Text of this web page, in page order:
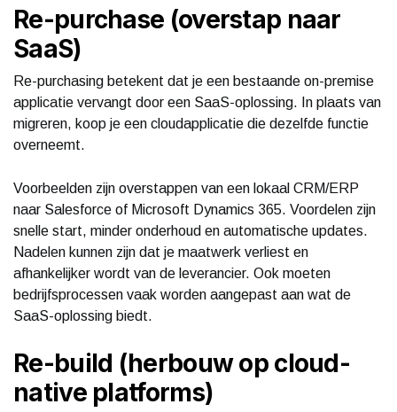
Re-purchase (overstap naar
SaaS)
Re-purchasing betekent dat je een bestaande on-premise
applicatie vervangt door een SaaS-oplossing. In plaats van
migreren, koop je een cloudapplicatie die dezelfde functie
overneemt.
Voorbeelden zijn overstappen van een lokaal CRM/ERP
naar Salesforce of Microsoft Dynamics 365. Voordelen zijn
snelle start, minder onderhoud en automatische updates.
Nadelen kunnen zijn dat je maatwerk verliest en
afhankelijker wordt van de leverancier. Ook moeten
bedrijfsprocessen vaak worden aangepast aan wat de
SaaS-oplossing biedt.
Re-build (herbouw op cloud-
native platforms)